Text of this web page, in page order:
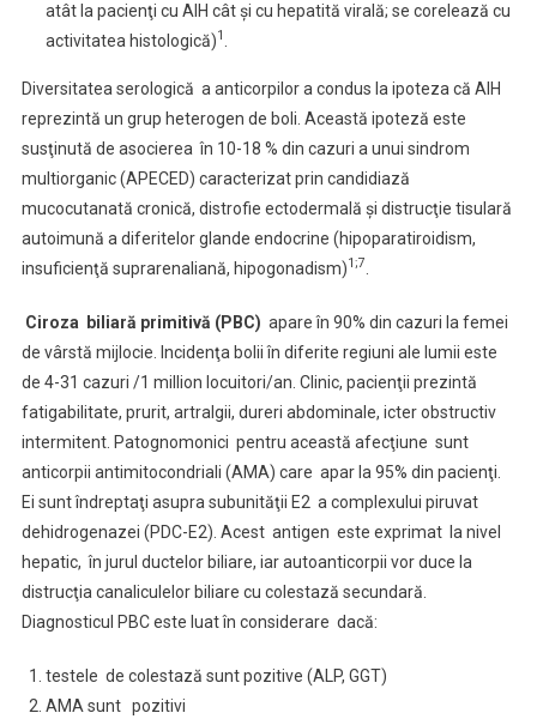
atât la pacienţi cu AIH cât şi cu hepatită virală; se corelează cu
activitatea histologică)1
Diversitatea serologică a anticorpilor a condus la ipoteza că AIH
reprezintă un grup heterogen de boli. Această ipoteză este
susţinută de asocierea în 10-18 % din cazuri a unui sindrom
multiorganic (APECED) caracterizat prin candidiază
mucocutanată cronică, distrofie ectodermală şi distrucţie tisulară
autoimună a diferitelor glande endocrine (hipoparatiroidism,
insuficienţă suprarenaliană, hipogonadism)1;7
Ciroza biliară primitivă (PBC) apare în 90% din cazuri la femei
de vârstă mijlocie. Incidenţa bolii în diferite regiuni ale lumii este
de 4-31 cazuri /1 million locuitori/an. Clinic, pacienţii prezintă
fatigabilitate, prurit, artralgii, dureri abdominale, icter obstructiv
intermitent. Patognomonici pentru această afecţiune sunt
anticorpii antimitocondriali (AMA) care apar la 95% din pacienţi.
Ei sunt îndreptaţi asupra subunităţii E2 a complexului piruvat
dehidrogenazei (PDC-E2). Acest antigen este exprimat la nivel
hepatic, în jurul ductelor biliare, iar autoanticorpii vor duce la
distrucţia canaliculelor biliare cu colestază secundară.
Diagnosticul PBC este luat în considerare dacă:
testele de colestază sunt pozitive (ALP, GGT)
AMA sunt pozitivi